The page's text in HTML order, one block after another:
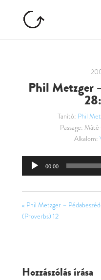
Phil Metzger
Tanító: Phil
Passage: Máté
Alkalom:
00:00
« Phil Metzger –
(Proverbs) 12
Hozzászólás írása